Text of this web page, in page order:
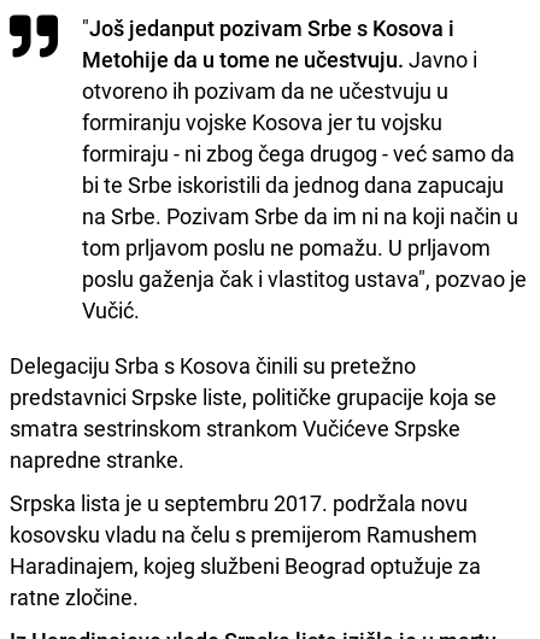
"Još jedanput pozivam Srbe s Kosova i
Metohije da u tome ne učestvuju. Javno i
otvoreno ih pozivam da ne učestvuju u
formiranju vojske Kosova jer tu vojsku
formiraju - ni zbog čega drugog - već samo da
bi te Srbe iskoristili da jednog dana zapucaju
na Srbe. Pozivam Srbe da im ni na koji način u
tom prljavom poslu ne pomažu. U prljavom
poslu gaženja čak i vlastitog ustava", pozvao je
Vučić.
Delegaciju Srba s Kosova činili su pretežno
predstavnici Srpske liste, političke grupacije koja se
smatra sestrinskom strankom Vučićeve Srpske
napredne stranke.
Srpska lista je u septembru 2017. podržala novu
kosovsku vladu na čelu s premijerom Ramushem
Haradinajem, kojeg službeni Beograd optužuje za
ratne zločine.